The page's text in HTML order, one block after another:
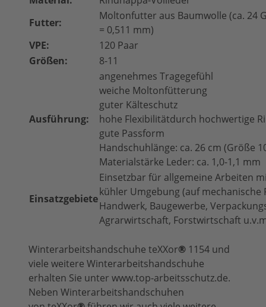
Futter:
Moltonfutter aus Baumwolle (ca. 24
= 0,511 mm)
VPE:
120 Paar
Größen:
8-11
Ausführung:
angenehmes Tragegefühl
weiche Moltonfütterung
guter Kälteschutz
hohe Flexibilitätdurch hochwertige
gute Passform
Handschuhlänge: ca. 26 cm (Größe
Materialstärke Leder: ca. 1,0-1,1 mm
Einsatzgebiete
Einsetzbar für allgemeine Arbeiten
kühler Umgebung (auf mechanische
Handwerk, Baugewerbe,
Agrarwirtschaft, Forstwirtschaft
Winterarbeitshandschuhe teXXor® 1154 und
viele weitere Winterarbeitshandschuhe
erhalten Sie unter www.top-arbeitsschutz.de.
Neben Winterarbeitshandschuhen